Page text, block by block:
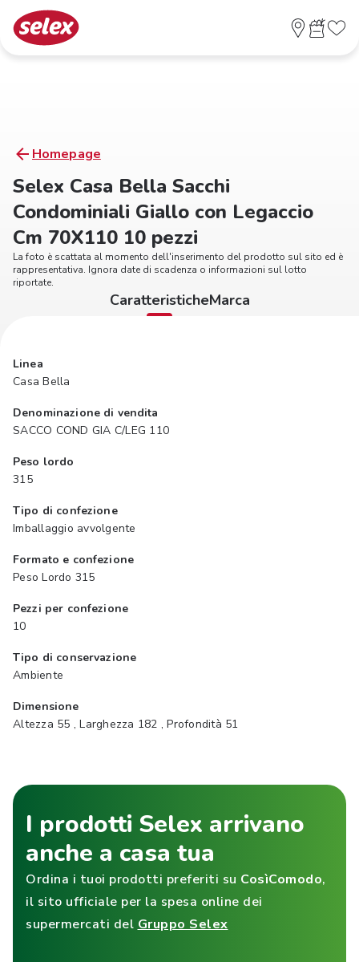
Homepage
Selex Casa Bella Sacchi
Condominiali Giallo con Legaccio
Cm 70X110 10 pezzi
La foto è scattata al momento dell'inserimento del prodotto sul sito ed è
rappresentativa. Ignora date di scadenza o informazioni sul lotto
riportate.
CaratteristicheMarca
Linea
Casa Bella
Denominazione di vendita
SACCO COND GIA C/LEG 110
Peso lordo
315
Tipo di confezione
Imballaggio avvolgente
Formato e confezione
Peso Lordo 315
Pezzi per confezione
10
Tipo di conservazione
Ambiente
Dimensione
Altezza 55 , Larghezza 182 , Profondità 51
I prodotti Selex arrivano
anche a casa tua
Ordina i tuoi prodotti preferiti su CosìComodo,
il sito ufficiale per la spesa online dei
supermercati del Gruppo Selex